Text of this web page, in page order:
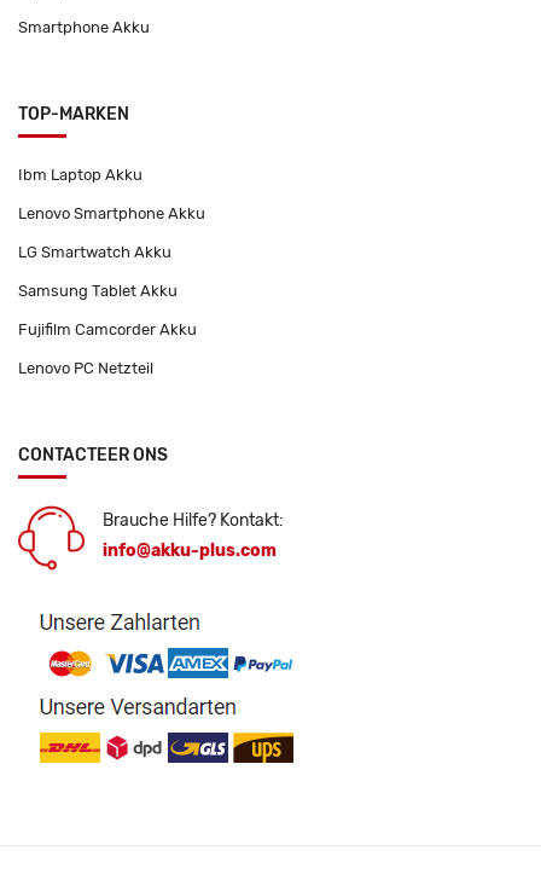
Smartphone Akku
TOP-MARKEN
Ibm Laptop Akku
Lenovo Smartphone Akku
LG Smartwatch Akku
Samsung Tablet Akku
Fujifilm Camcorder Akku
Lenovo PC Netzteil
CONTACTEER ONS
Brauche Hilfe? Kontakt:
info@akku-plus.com